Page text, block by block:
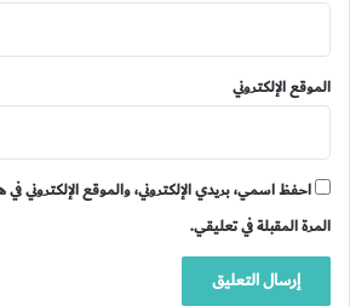
الموقع الإلكتروني
احفظ اسمي، بريدي الإلكتروني، والموقع الإلكتروني
المرة المقبلة في تعليقي.